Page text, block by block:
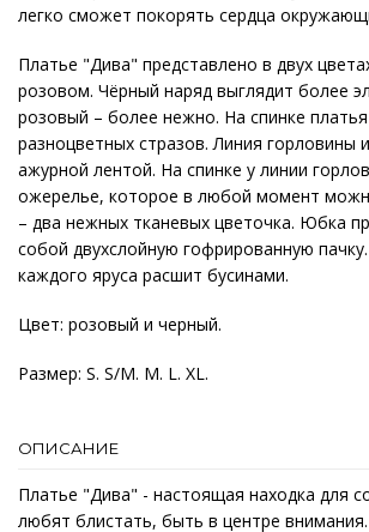
легко сможет покорять сердца
Платье "Дива" представлено в двух
розовом. Чёрный наряд выглядит более
розовый – более нежно. На спинке платья
разноцветных стразов. Линия горловины
ажурной лентой. На спинке у линии
ожерелье, которое в любой момент
– два нежных тканевых цветочка. Юбка
собой двухслойную гофрированную
каждого яруса расшит бусинами.
Цвет: розовый и черный.
Размер: S. S/M. M. L. XL.
ОПИСАНИЕ
Платье "Дива" - настоящая находка для
любят блистать, быть в центре